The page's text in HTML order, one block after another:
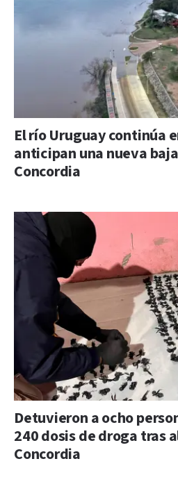
El río Uruguay continúa
anticipan una nueva
Concordia
Detuvieron a ocho
240 dosis de droga tras
Concordia